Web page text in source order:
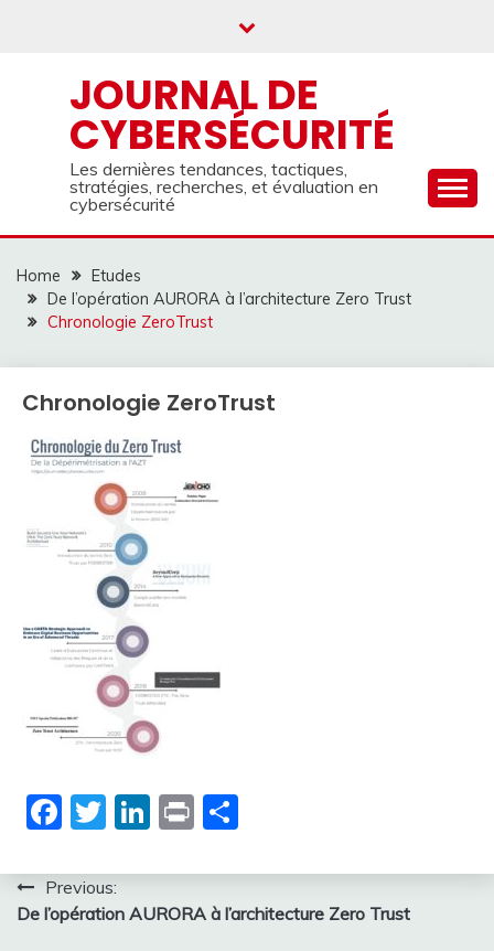
JOURNAL DE
CYBERSÉCURITÉ
Les dernières tendances, tactiques,
stratégies, recherches, et évaluation en
cybersécurité
Home
Etudes
De l’opération AURORA à l’architecture Zero Trust
Chronologie ZeroTrust
Chronologie ZeroTrust
Facebook
Twitter
LinkedIn
Print
Navigation
de
Previous:
De l’opération AURORA à l’architecture Zero Trust